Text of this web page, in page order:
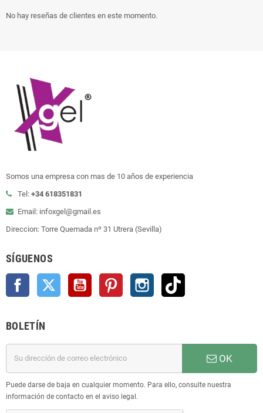
No hay reseñas de clientes en este momento.
Somos una empresa con mas de 10 años de experiencia
Tel: +34 618351831
Email: infoxgel@gmail.es
Direccion: Torre Quemada nº 31 Utrera (Sevilla)
SÍGUENOS
Facebook Twitter YouTube Pinterest Instagram
BOLETÍN
OK
Puede darse de baja en cualquier momento. Para ello, consulte nuestra
información de contacto en el aviso legal.